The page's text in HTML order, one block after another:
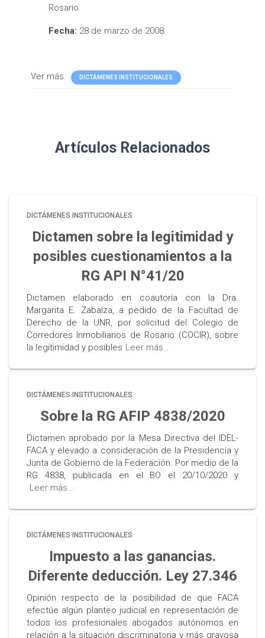
Rosario.
Fecha: 28 de marzo de 2008.
Ver más: DICTÁMENES INSTITUCIONALES
Artículos Relacionados
DICTÁMENES INSTITUCIONALES
Dictamen sobre la legitimidad y
posibles cuestionamientos a la
RG API N°41/20
Dictamen elaborado en coautoría con la Dra.
Margarita E. Zabalza, a pedido de la Facultad de
Derecho de la UNR, por solicitud del Colegio de
Corredores Inmobiliarios de Rosario (COCIR), sobre
la legitimidad y posibles Leer más…
DICTÁMENES INSTITUCIONALES
Sobre la RG AFIP 4838/2020
Dictamen aprobado por la Mesa Directiva del IDEL-
FACA y elevado a consideración de la Presidencia y
Junta de Gobierno de la Federación. Por medio de la
RG 4838, publicada en el BO el 20/10/2020 y
Leer más…
DICTÁMENES INSTITUCIONALES
Impuesto a las ganancias.
Diferente deducción. Ley 27.346
Opinión respecto de la posibilidad de que FACA
efectúe algún planteo judicial en representación de
todos los profesionales abogados autónomos en
relación a la situación discriminatoria y más gravosa